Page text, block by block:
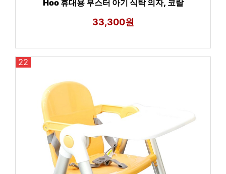
Hoo 휴대용 부스터 아기 식탁 의자, 코랄
33,300원
22